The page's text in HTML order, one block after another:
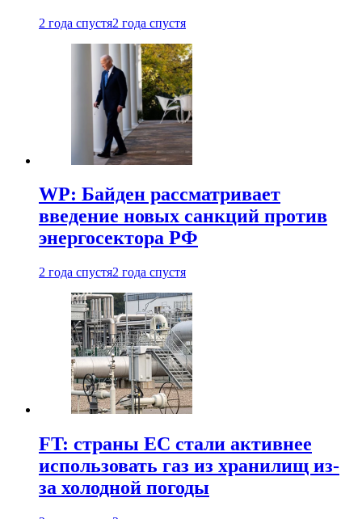
2 года спустя2 года спустя
WP: Байден рассматривает
введение новых санкций против
энергосектора РФ
2 года спустя2 года спустя
FT: страны ЕС стали активнее
использовать газ из хранилищ из-
за холодной погоды